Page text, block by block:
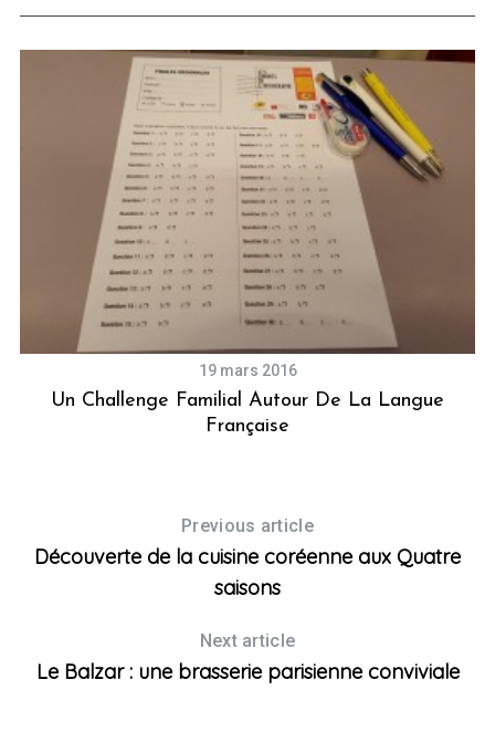
19 mars 2016
Un Challenge Familial Autour De La Langue
Française
Previous article
Découverte de la cuisine coréenne aux Quatre
saisons
Next article
Le Balzar : une brasserie parisienne conviviale